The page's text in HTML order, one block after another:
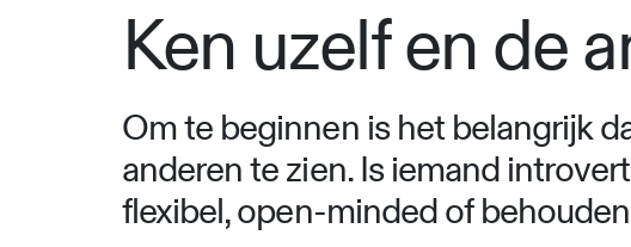
Ken uzelf en de
Om te beginnen is het belangrijk
anderen te zien. Is iemand
flexibel, open-minded of